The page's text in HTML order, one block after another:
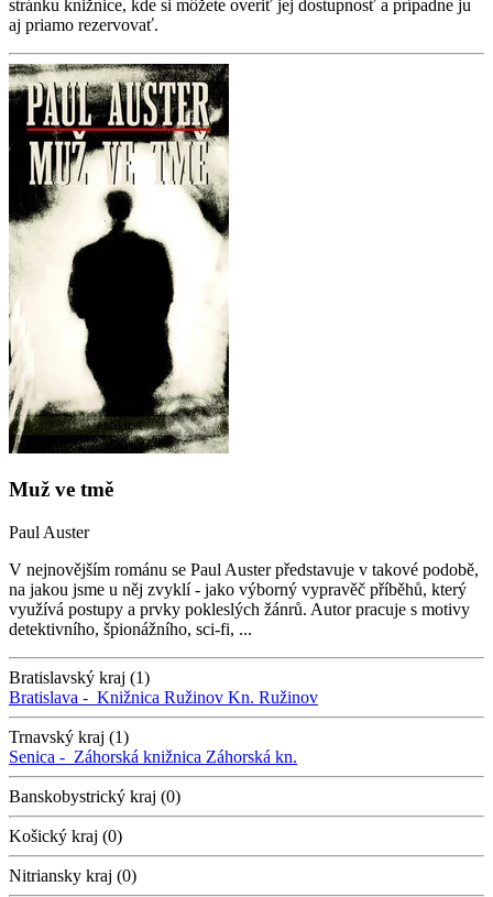
stránku knižnice, kde si môžete overiť jej dostupnosť a prípadne ju
aj priamo rezervovať.
Muž ve tmě
Paul Auster
V nejnovějším románu se Paul Auster představuje v takové podobě,
na jakou jsme u něj zvyklí - jako výborný vypravěč příběhů, který
využívá postupy a prvky pokleslých žánrů. Autor pracuje s motivy
detektivního, špionážního, sci-fi, ...
Bratislavský kraj (1)
Bratislava - Knižnica Ružinov Kn. Ružinov
Trnavský kraj (1)
Senica - Záhorská knižnica Záhorská kn.
Banskobystrický kraj (0)
Košický kraj (0)
Nitriansky kraj (0)